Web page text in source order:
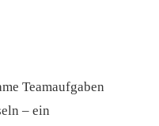
Teamaufgaben
– ein